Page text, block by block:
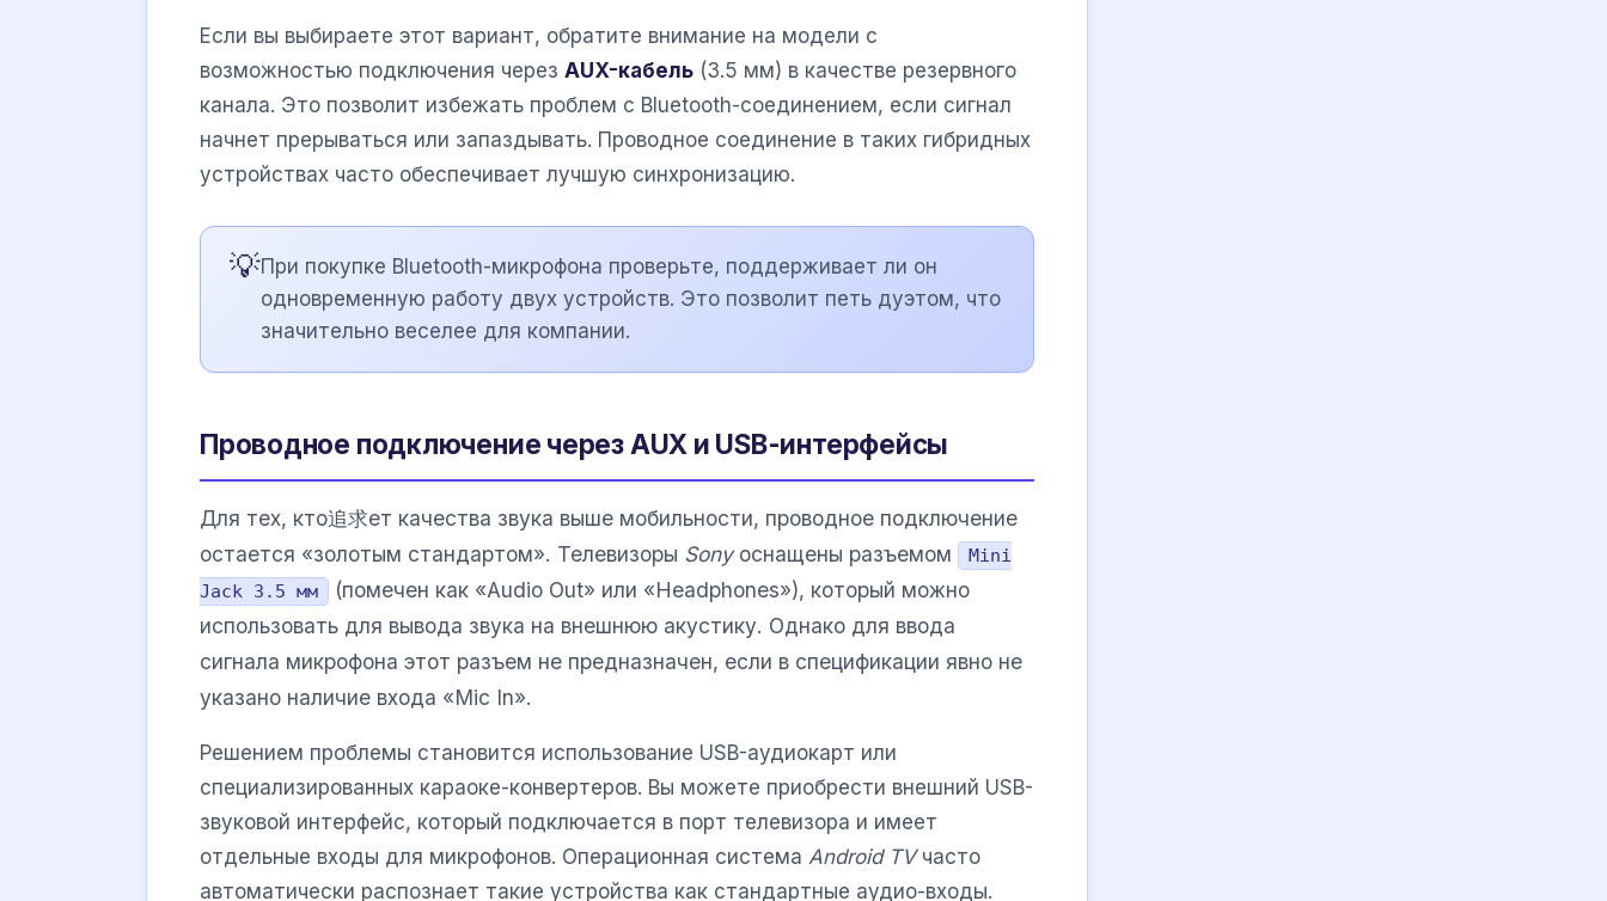
Если вы выбираете этот вариант, обратите внимание на модели с
возможностью подключения через AUX-кабель (3.5 мм) в качестве резервного
канала. Это позволит избежать проблем с Bluetooth-соединением, если сигнал
начнет прерываться или запаздывать. Проводное соединение в таких гибридных
устройствах часто обеспечивает лучшую синхронизацию.
💡При покупке Bluetooth-микрофона проверьте, поддерживает ли он
одновременную работу двух устройств. Это позволит петь дуэтом, что
значительно веселее для компании.
Проводное подключение через AUX и USB-интерфейсы
Для тех, кто追求ет качества звука выше мобильности, проводное подключение
остается «золотым стандартом». Телевизоры Sonyоснащены разъемом
Mini
Jack 3.5 мм
(помечен как «Audio Out» или «Headphones»), который можно
использовать для вывода звука на внешнюю акустику. Однако для ввода
сигнала микрофона этот разъем не предназначен, если в спецификации явно не
указано наличие входа «Mic In».
Решением проблемы становится использование USB-аудиокарт или
специализированных караоке-конвертеров. Вы можете приобрести внешний USB-
звуковой интерфейс, который подключается в порт телевизора и имеет
отдельные входы для микрофонов. Операционная система Android TVчасто
автоматически распознает такие устройства как стандартные аудио-входы.